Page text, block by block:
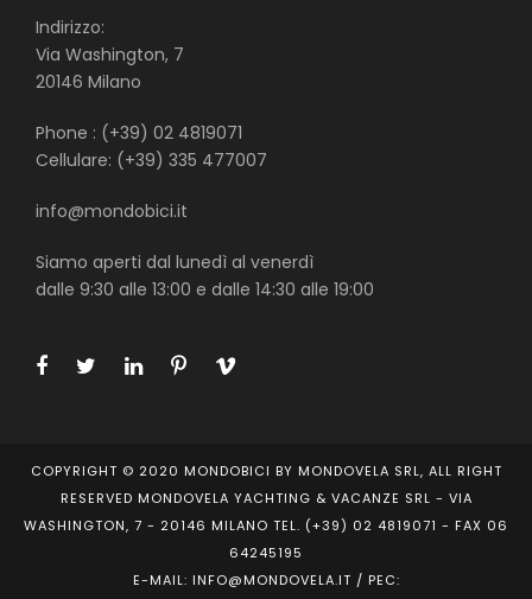
Indirizzo:
Via Washington, 7
20146 Milano
Phone : (+39) 02 4819071
Cellulare: (+39) 335 477007
info@mondobici.it
Siamo aperti dal lunedì al venerdì
dalle 9:30 alle 13:00 e dalle 14:30 alle 19:00
COPYRIGHT © 2020 MONDOBICI BY MONDOVELA SRL, ALL RIGHT
RESERVED MONDOVELA YACHTING & VACANZE SRL - VIA
WASHINGTON, 7 - 20146 MILANO TEL. (+39) 02 4819071 - FAX 06
64245195
E-MAIL: INFO@MONDOVELA.IT / PEC: